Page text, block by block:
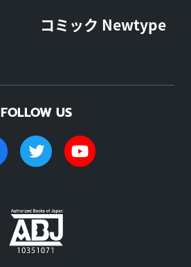
コミック Newtype
FOLLOW US